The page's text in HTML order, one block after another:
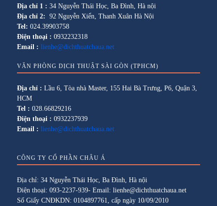
Địa chỉ 1 : 34 Nguyễn Thái Học, Ba Đình, Hà nội
Địa chỉ 2: 92 Nguyễn Xiển, Thanh Xuân Hà Nội
Tel: 024.39903758
Điện thoại : 0932232318
Email : lienhe@dichthuatchaua.net
VĂN PHÒNG DỊCH THUẬT SÀI GÒN (TPHCM)
Địa chỉ : Lầu 6, Tòa nhà Master, 155 Hai Bà Trưng, P6, Quận 3,
HCM
Tel : 028.66829216
Điện thoại : 0932237939
Email : lienhe@dichthuatchaua.net
CÔNG TY CỔ PHẦN CHÂU Á
Địa chỉ: 34 Nguyễn Thái Học, Ba Đình, Hà nội
Điện thoại: 093-2237-939- Email: lienhe@dichthuatchaua.net
Số Giấy CNĐKDN: 0104897761, cấp ngày 10/09/2010